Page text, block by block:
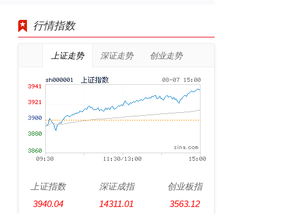
行情指数
上证走势 深证走势 创业走势
上证指数
3940.04
深证成指
14311.01
创业板指
3563.12